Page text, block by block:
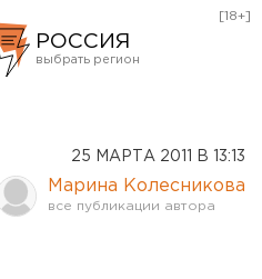
РОССИЯ
Оренбург
[18+]
25 МАРТА 2011 В 13:13
Марина Колесникова